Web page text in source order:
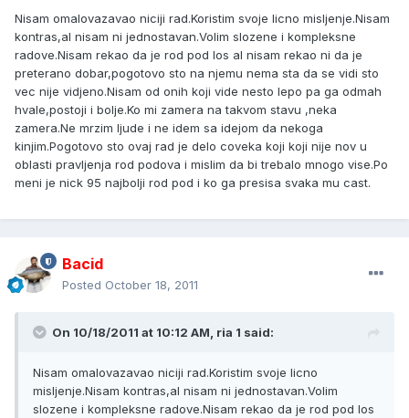
Nisam omalovazavao niciji rad.Koristim svoje licno misljenje.Nisam
kontras,al nisam ni jednostavan.Volim slozene i kompleksne
radove.Nisam rekao da je rod pod los al nisam rekao ni da je
preterano dobar,pogotovo sto na njemu nema sta da se vidi sto
vec nije vidjeno.Nisam od onih koji vide nesto lepo pa ga odmah
hvale,postoji i bolje.Ko mi zamera na takvom stavu ,neka
zamera.Ne mrzim ljude i ne idem sa idejom da nekoga
kinjim.Pogotovo sto ovaj rad je delo coveka koji koji nije nov u
oblasti pravljenja rod podova i mislim da bi trebalo mnogo vise.Po
meni je nick 95 najbolji rod pod i ko ga presisa svaka mu cast.
Bacid
Posted October 18, 2011
On 10/18/2011 at 10:12 AM, ria 1 said:
Nisam omalovazavao niciji rad.Koristim svoje licno
misljenje.Nisam kontras,al nisam ni jednostavan.Volim
slozene i kompleksne radove.Nisam rekao da je rod pod los